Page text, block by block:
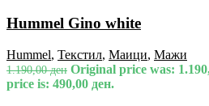
Hummel Gino white
Hummel, Текстил, Маици, Мажи
1.190,00ден Original price was:
price is: 490,00 ден.